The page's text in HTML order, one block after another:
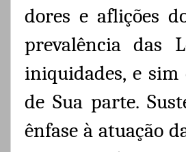
dores e aflições
prevalência das
iniquidades, e sim
de Sua parte.
ênfase à atuação